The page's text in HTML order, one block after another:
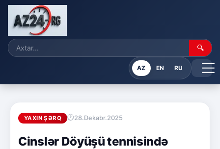
🔍
AZ EN RU
YAXIN ŞƏRQ 28.Dekabr.2025
Cinslər Döyüşü tennisində